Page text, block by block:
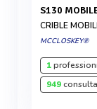
S130
CRIBLE
MCCLOSKEY®
1
949